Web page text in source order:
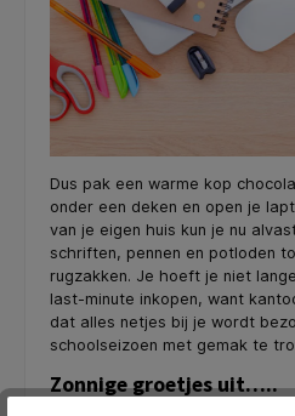
Dus pak een warme kop
onder een deken en open je
van je eigen huis kun je nu
schriften, pennen en potloden
rugzakken. Je hoeft je niet
last-minute inkopen, want
dat alles netjes bij je wordt
schoolseizoen met gemak te
Zonnige groetjes uit…..